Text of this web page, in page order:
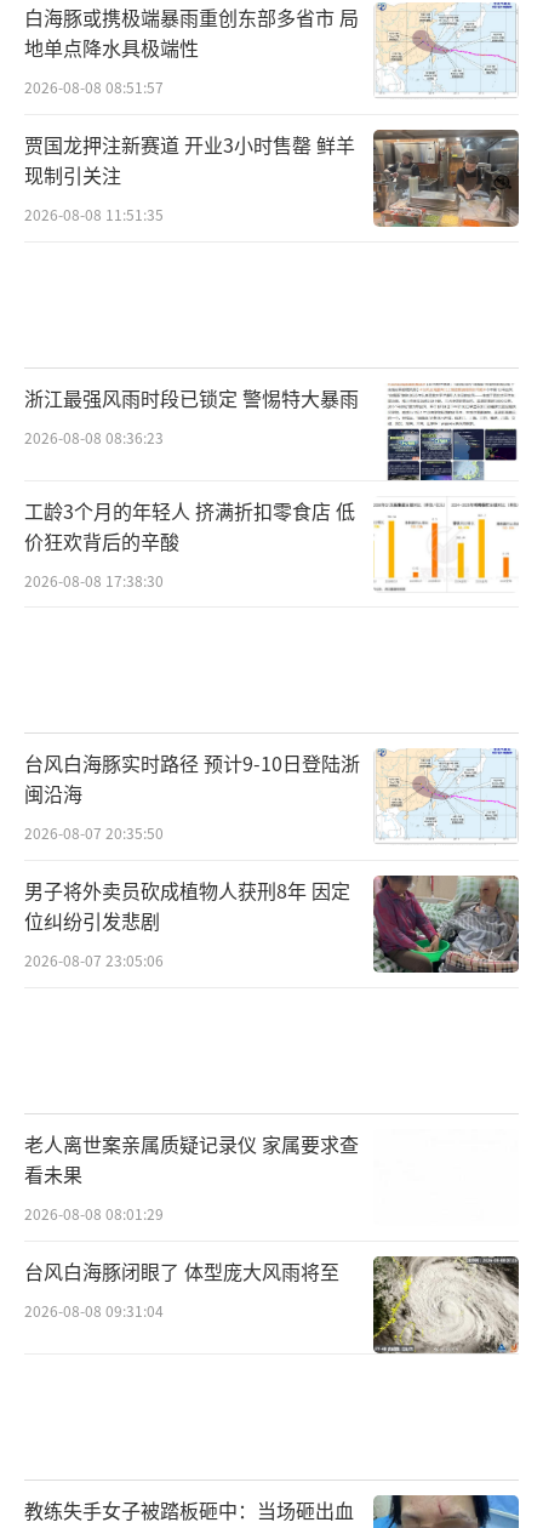
白海豚或携极端暴雨重创东部多省市 局
地单点降水具极端性
2026-08-08 08:51:57
贾国龙押注新赛道 开业3小时售罄 鲜羊
现制引关注
2026-08-08 11:51:35
浙江最强风雨时段已锁定 警惕特大暴雨
2026-08-08 08:36:23
工龄3个月的年轻人 挤满折扣零食店 低
价狂欢背后的辛酸
2026-08-08 17:38:30
台风白海豚实时路径 预计9-10日登陆浙
闽沿海
2026-08-07 20:35:50
男子将外卖员砍成植物人获刑8年 因定
位纠纷引发悲剧
2026-08-07 23:05:06
老人离世案亲属质疑记录仪 家属要求查
看未果
2026-08-08 08:01:29
台风白海豚闭眼了 体型庞大风雨将至
2026-08-08 09:31:04
教练失手女子被踏板砸中：当场砸出血